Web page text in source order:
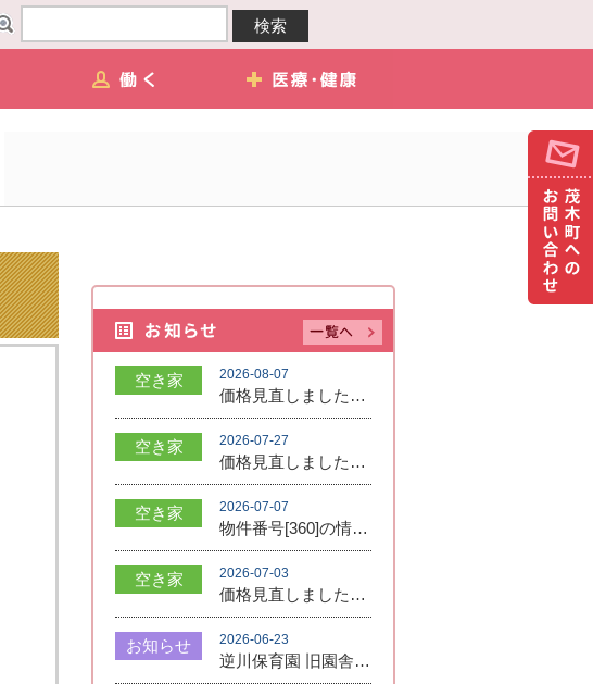
空き家 2026-08-07
価格見直しました！ 賃貸価格5.0万円➡3.0万円 売買価格350万円➡250万円
空き家 2026-07-27
価格見直しました！350万円（応相談）→300万円（応相談）
空き家 2026-07-07
物件番号[360]の情報を登録しました。
空き家 2026-07-03
価格見直しました！950万円➡800万円
お知らせ 2026-06-23
逆川保育園 旧園舎 利活用公募について